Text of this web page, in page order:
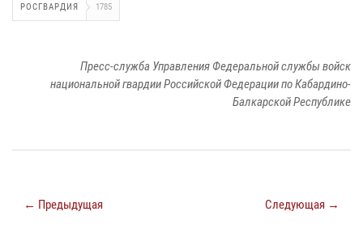
РОСГВАРДИЯ 1785
Пресс-служба Управления Федеральной службы войск
национальной гвардии Российской Федерации по Кабардино-
Балкарской Республике
← Предыдущая Следующая →